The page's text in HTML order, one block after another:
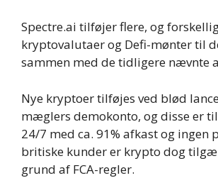
Spectre.ai tilføjer flere, og
kryptovalutaer og Defi-mønter til
sammen med de tidligere nævnte
Nye kryptoer tilføjes ved blød
mæglers demokonto, og disse er
24/7 med ca. 91% afkast og ingen
britiske kunder er krypto dog
grund af FCA-regler.